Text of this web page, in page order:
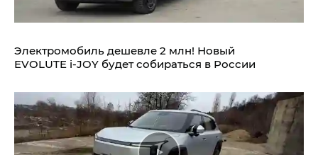
Электромобиль дешевле 2 млн! Новый
EVOLUTE i‑JOY будет собираться в России